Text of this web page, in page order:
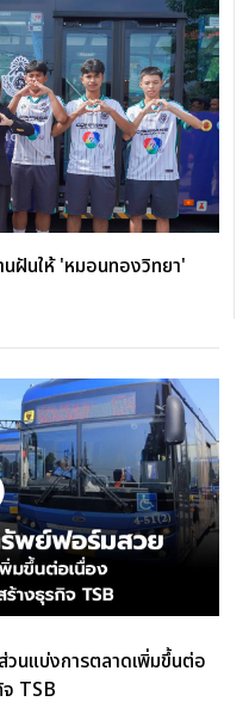
ฝันให้ 'หมอนทองวิทยา'
นแบ่งการตลาดเพิ่มขึ้นต่อ
TSB